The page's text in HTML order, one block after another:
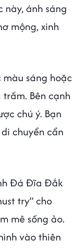
này, ánh sáng
mộng, xinh
sáng hoặc
Bên cạnh
chú ý. Bạn
chuyển cẩn
Đá Đĩa Đắk
try” cho
mê sống ảo.
vào thiên